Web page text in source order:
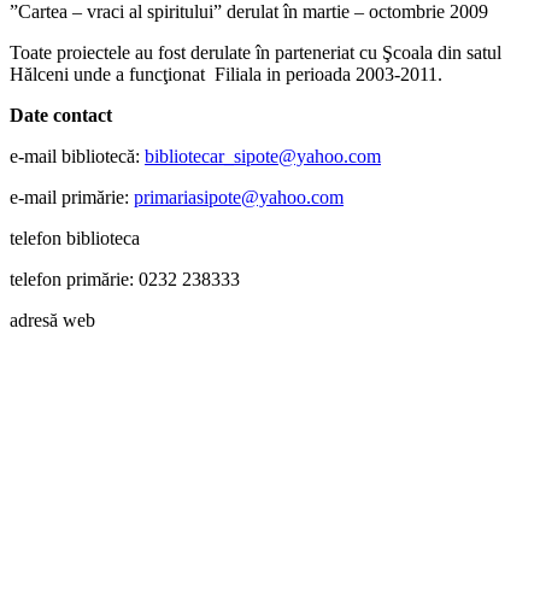
”Cartea – vraci al spiritului” derulat în martie – octombrie 2009
Toate proiectele au fost derulate în parteneriat cu Şcoala din satul
Hălceni unde a funcţionat Filiala in perioada 2003-2011.
Date contact
e-mail bibliotecă: bibliotecar_ sipote@yahoo.com
e-mail primărie: primariasipote@yahoo.com
telefon biblioteca
telefon primărie: 0232 238333
adresă web